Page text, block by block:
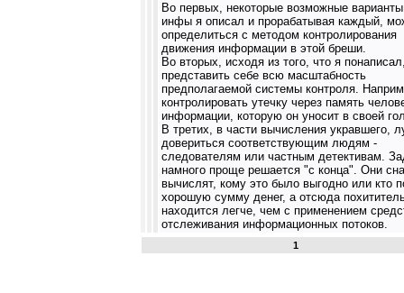
Во первых, некоторые возможные варианты
инфы я описал и прорабатывая каждый,
определиться с методом контролирования
движения информации в этой бреши.
Во вторых, исходя из того, что я
представить себе всю масштабность
предполагаемой системы контроля.
контролировать утечку через память
информации, которую он уносит в своей
В третих, в части вычисления укравшего,
довериться соответствующим людям -
следователям или частным детективам.
намного проще решается "с конца". Они
вычислят, кому это было выгодно или кто
хорошую сумму денег, а отсюда
находится легче, чем с применением
отслеживания информационных потоков.
1